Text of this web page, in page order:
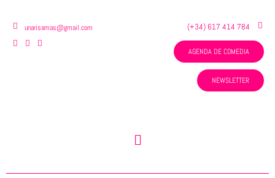
unarisamas@gmail.com (+34) 617 414 784
AGENDA DE COMEDIA
NEWSLETTER
Menú